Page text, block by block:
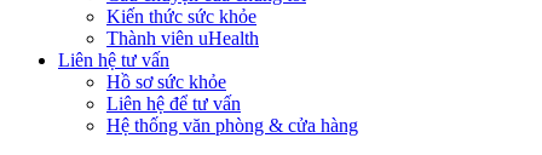
Kiến thức sức khỏe
Thành viên uHealth
Liên hệ tư vấn
Hồ sơ sức khỏe
Liên hệ để tư vấn
Hệ thống văn phòng & cửa hàng